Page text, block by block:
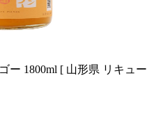
ー 1800ml [ 山形県 リキュー